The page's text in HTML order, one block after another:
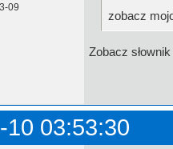
09
zobacz
Zobacz
10 03:53:30